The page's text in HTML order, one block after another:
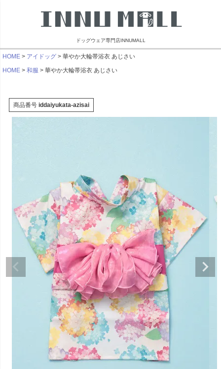
ドッグウェア専門店INNUMALL
HOME アイドッグ
華やか大輪帯浴衣 あじさい
HOME
和服 華やか大輪帯浴衣 あじさい
ンブラザーズ
ュロイシャツ
3,520税込
を見る
ビーチェホリック
スーパーベー君 クー
ルプラスタンクトッ
プ GREEN
販売価格 ¥3,025 税込
〜
詳細を見る
ライフライク
寝そべりアニマルト
レーナー ゼブラ
販売価格 ¥2,860税込
〜
詳細を見る
マンダリン
バイカラ
ー
〜
詳細を
商品番号 iddaiyukata-azisai